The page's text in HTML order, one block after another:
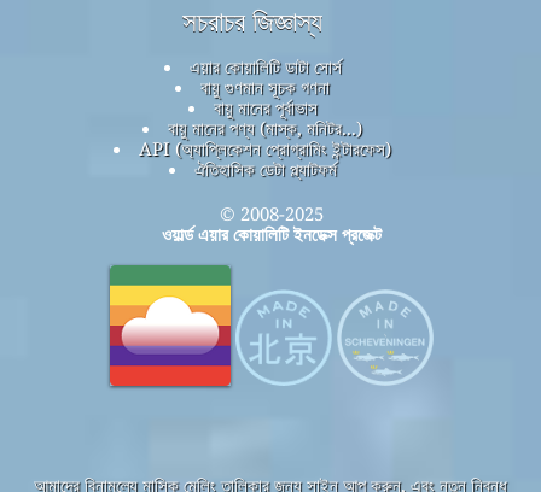
সচরাচর জিজ্ঞাস্য
এয়ার কোয়ালিটি ডাটা সোর্স
বায়ু গুণমান সূচক গণনা
বায়ু মানের পূর্বাভাস
বায়ু মানের পণ্য (মাস্ক, মনিটর...)
API (অ্যাপ্লিকেশন প্রোগ্রামিং ইন্টারফেস)
ঐতিহাসিক ডেটা প্ল্যাটফর্ম
© 2008-2025
ওয়ার্ল্ড এয়ার কোয়ালিটি ইনডেক্স প্রজেক্ট
আমাদের বিনামূল্যে মাসিক মেলিং তালিকার জন্য সাইন আপ করুন, এবং নতুন নিবন্ধ